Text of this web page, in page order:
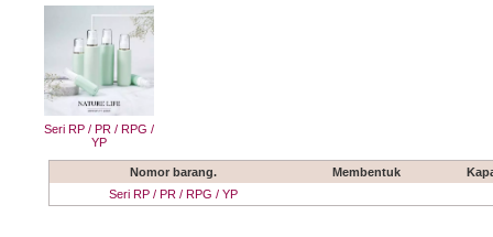
Seri RP / PR / RPG /
YP
Nomor barang. Membentuk
Seri RP / PR / RPG / YP